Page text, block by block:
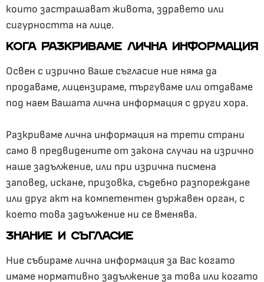
които застрашават живота, здравето или
сигурността на лице.
КОГА РАЗКРИВАМЕ ЛИЧНА ИНФОРМАЦИЯ
Освен с изрично Ваше съгласие ние няма да
продаваме, лицензираме, търгуваме или отдаваме
под наем Вашата лична информация с други хора.
Разкриваме лична информация на трети страни
само в предвидените от закона случаи на изрично
наше задължение, или при изрична писмена
заповед, искане, призовка, съдебно разпореждане
или друг акт на компетентен държавен орган, с
което това задължение ни се вменява.
ЗНАНИЕ И СЪГЛАСИЕ
Ние събираме лична информация за Вас когато
имаме нормативно задължение за това или когато